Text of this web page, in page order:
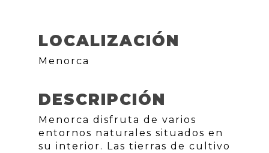
LOCALIZACIÓN
Menorca
DESCRIPCIÓN
Menorca disfruta de varios
entornos naturales situados en
su interior. Las tierras de cultivo